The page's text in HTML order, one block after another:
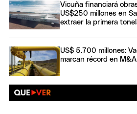
Vicuña financiará
US$250 millones en
extraer la primera
US$ 5.700 millones:
marcan récord en